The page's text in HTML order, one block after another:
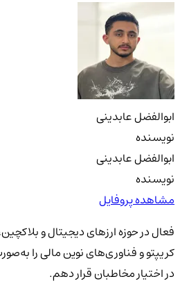
ابوالفضل عابدینی
نویسنده
ابوالفضل عابدینی
نویسنده
مشاهده پروفایل
فعال در حوزه ارزهای دیجیتال و
کریپتو و فناوری‌های نوین مالی را
در اختیار مخاطبان قرار دهم.